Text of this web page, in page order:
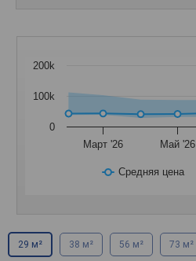
Средняя цена
Март '26 Май '26
0
100k
200k
29 м² 38 м² 56 м² 73 м²